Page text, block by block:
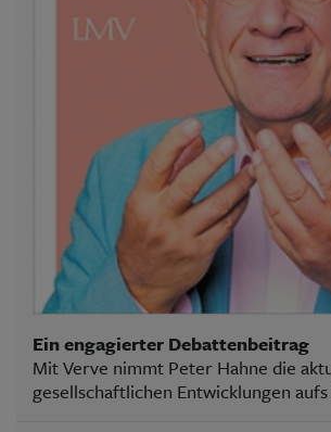
Ein engagierter Debattenbeitrag
Mit Verve nimmt Peter Hahne die
gesellschaftlichen Entwicklungen